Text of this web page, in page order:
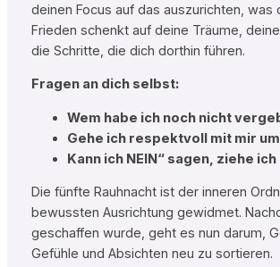
deinen Focus auf das auszurichten, was
Frieden schenkt auf deine Träume,
die Schritte, die dich dorthin führen.
Fragen an dich selbst:
Wem habe ich noch nicht
Gehe ich respektvoll mit mir
Kann ich NEIN“ sagen, ziehe
Die fünfte Rauhnacht ist der inneren
bewussten Ausrichtung gewidmet.
geschaffen wurde, geht es nun darum,
Gefühle und Absichten neu zu sortieren.